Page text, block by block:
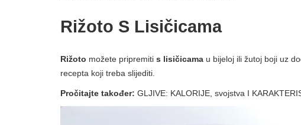
Rižoto S Lisičicama
Rižoto možete pripremiti s lisičicama u bijeloj ili žutoj boji uz
recepta koji treba slijediti.
Pročitajte također: GLJIVE: KALORIJE, svojstva I